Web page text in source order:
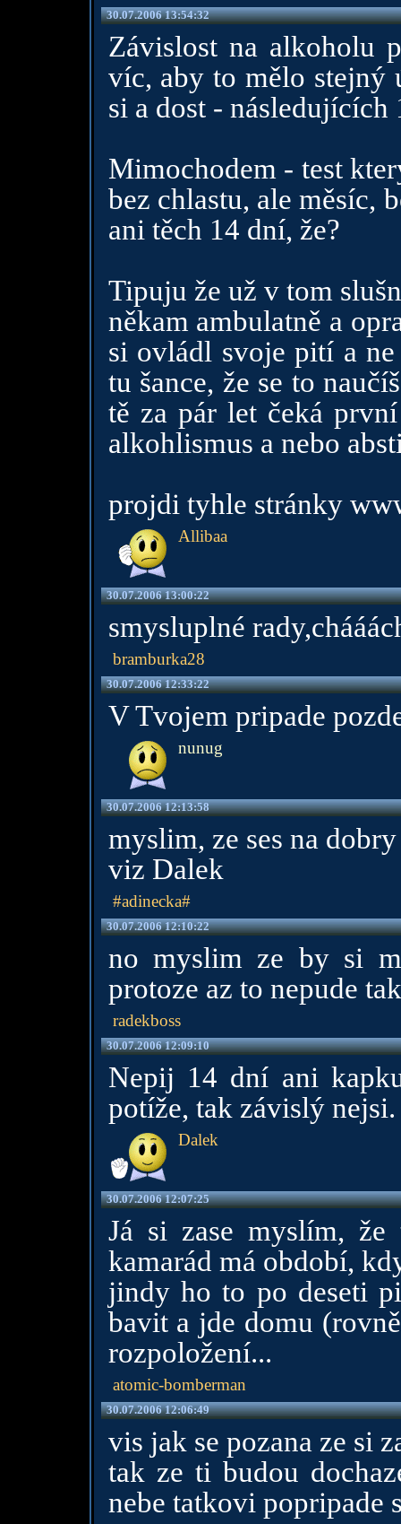
30.07.2006 13:54:32
Závislost na alkoholu
víc, aby to mělo stejný
si a dost -
Mimochodem - test
bez chlastu, ale měsíc,
ani těch 14 dní, že?
Tipuju že už v tom
někam ambulatně a
si ovládl svoje pití a
tu šance, že se to
tě za pár let čeká
alkohlismus a nebo
projdi tyhle stránky
Allibaa
30.07.2006 13:00:22
smysluplné
bramburka28
30.07.2006 12:33:22
V Tvojem pripade
nunug
30.07.2006 12:13:58
myslim, ze ses na
viz Dalek
#adinecka#
30.07.2006 12:10:22
no myslim ze by si
protoze az to nepude
radekboss
30.07.2006 12:09:10
Nepij 14 dní ani
potíže, tak závislý nejsi.
Dalek
30.07.2006 12:07:25
Já si zase myslím,
kamarád má období,
jindy ho to po deseti
bavit a jde domu
rozpoložení...
atomic-bomberman
30.07.2006 12:06:49
vis jak se pozana ze si
tak ze ti budou
nebe tatkovi popripade